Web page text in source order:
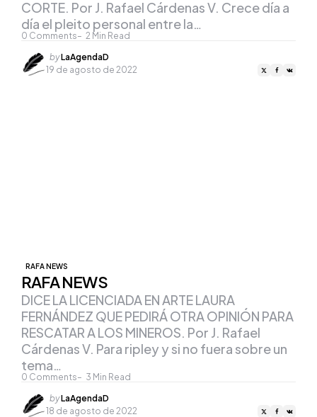
0 Comments 2 Min Read
CORTE. Por J. Rafael Cárdenas V. Crece día a
día el pleito personal entre la…
Posted
by
byLaAgendaD
19 de agosto de 2022
RAFA NEWS
RAFA NEWS
0 Comments 3 Min Read
DICE LA LICENCIADA EN ARTE LAURA
FERNÁNDEZ QUE PEDIRÁ OTRA OPINIÓN PARA
RESCATAR A LOS MINEROS. Por J. Rafael
Cárdenas V. Para ripley y si no fuera sobre un
tema…
Posted
by
byLaAgendaD
18 de agosto de 2022